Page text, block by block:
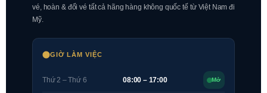
vé, hoàn & đổi vé tất cả hãng hàng không quốc tế từ Việt Nam đi
Mỹ.
GIỜ LÀM VIỆC
Thứ 2 – Thứ 6 08:00 – 17:00 Mở